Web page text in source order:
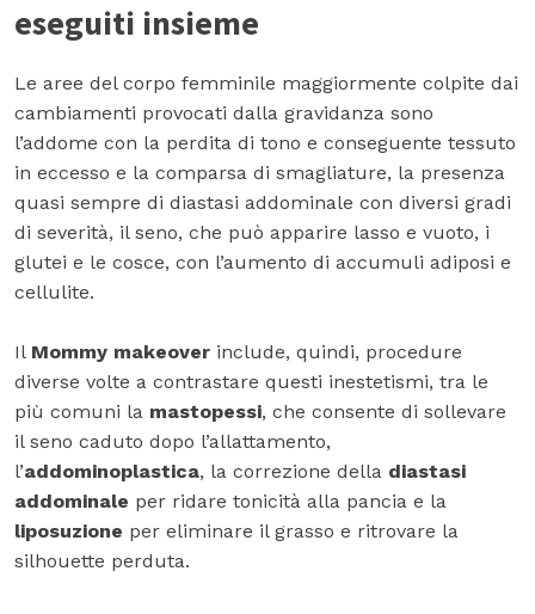
eseguiti insieme
Le aree del corpo femminile maggiormente colpite dai
cambiamenti provocati dalla gravidanza sono
l’addome con la perdita di tono e conseguente tessuto
in eccesso e la comparsa di smagliature, la presenza
quasi sempre di diastasi addominale con diversi gradi
di severità, il seno, che può apparire lasso e vuoto, i
glutei e le cosce, con l’aumento di accumuli adiposi e
cellulite.
Il Mommy makeover include, quindi, procedure
diverse volte a contrastare questi inestetismi, tra le
più comuni la mastopessi, che consente di sollevare
il seno caduto dopo l’allattamento,
l’addominoplastica, la correzione della diastasi
addominale per ridare tonicità alla pancia e la
liposuzione per eliminare il grasso e ritrovare la
silhouette perduta.